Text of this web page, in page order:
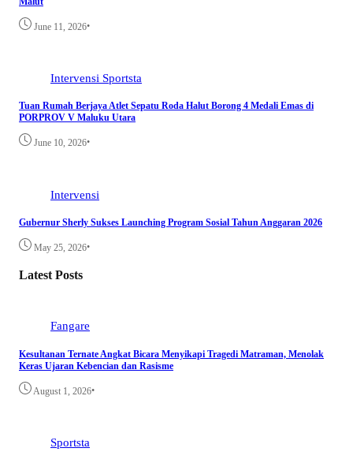
June 11, 2026•
Intervensi Sportsta
Tuan Rumah Berjaya Atlet Sepatu Roda Halut Borong 4 Medali Emas di
PORPROV V Maluku Utara
June 10, 2026•
Intervensi
Gubernur Sherly Sukses Launching Program Sosial Tahun Anggaran 2026
May 25, 2026•
Latest Posts
Fangare
Kesultanan Ternate Angkat Bicara Menyikapi Tragedi Matraman, Menolak
Keras Ujaran Kebencian dan Rasisme
August 1, 2026•
Sportsta